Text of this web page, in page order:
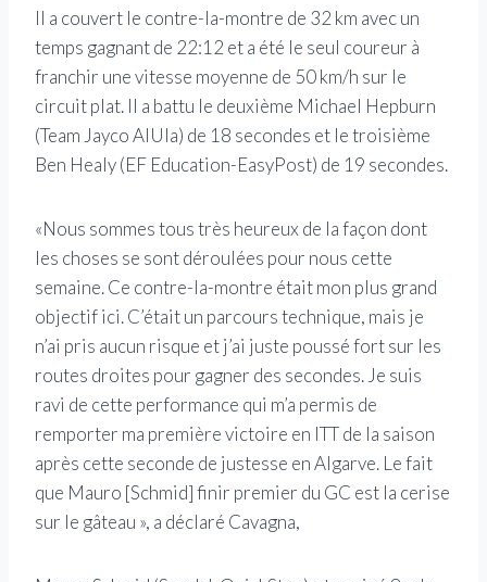
Il a couvert le contre-la-montre de 32 km avec un
temps gagnant de 22:12 et a été le seul coureur à
franchir une vitesse moyenne de 50 km/h sur le
circuit plat. Il a battu le deuxième Michael Hepburn
(Team Jayco AlUla) de 18 secondes et le troisième
Ben Healy (EF Education-EasyPost) de 19 secondes.
«Nous sommes tous très heureux de la façon dont
les choses se sont déroulées pour nous cette
semaine. Ce contre-la-montre était mon plus grand
objectif ici. C’était un parcours technique, mais je
n’ai pris aucun risque et j’ai juste poussé fort sur les
routes droites pour gagner des secondes. Je suis
ravi de cette performance qui m’a permis de
remporter ma première victoire en ITT de la saison
après cette seconde de justesse en Algarve. Le fait
que Mauro [Schmid] finir premier du GC est la cerise
sur le gâteau », a déclaré Cavagna,